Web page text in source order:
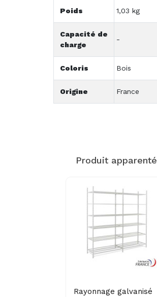
Poids 1,03 kg
Capacité de
charge
-
Coloris Bois
Origine France
Produit apparenté
Rayonnage galvanisé